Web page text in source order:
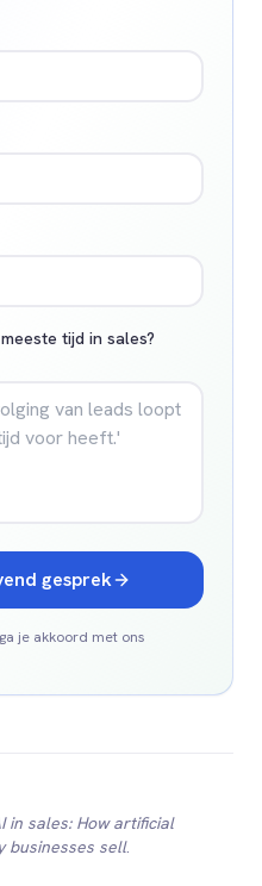
tijd in sales?
gesprek
je akkoord met ons
in sales: How artificial
businesses sell.